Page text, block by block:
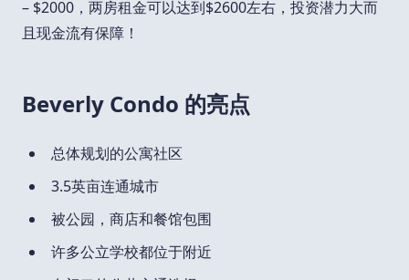
– $2000，两房租金可以达到$2600左右，投资潜力大而
且现金流有保障！
Beverly Condo 的亮点
总体规划的公寓社区
3.5英亩连通城市
被公园，商店和餐馆包围
许多公立学校都位于附近